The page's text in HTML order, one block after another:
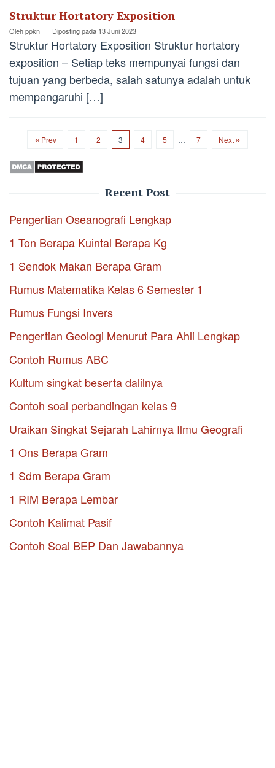
Struktur Hortatory Exposition
Olehppkn Diposting pada 13 Juni 2023
Struktur Hortatory Exposition Struktur hortatory
exposition – Setiap teks mempunyai fungsi dan
tujuan yang berbeda, salah satunya adalah untuk
mempengaruhi […]
Prev 1 2 3 4 5 … 7 Next
Recent Post
Pengertian Oseanografi Lengkap
1 Ton Berapa Kuintal Berapa Kg
1 Sendok Makan Berapa Gram
Rumus Matematika Kelas 6 Semester 1
Rumus Fungsi Invers
Pengertian Geologi Menurut Para Ahli Lengkap
Contoh Rumus ABC
Kultum singkat beserta dalilnya
Contoh soal perbandingan kelas 9
Uraikan Singkat Sejarah Lahirnya Ilmu Geografi
1 Ons Berapa Gram
1 Sdm Berapa Gram
1 RIM Berapa Lembar
Contoh Kalimat Pasif
Contoh Soal BEP Dan Jawabannya